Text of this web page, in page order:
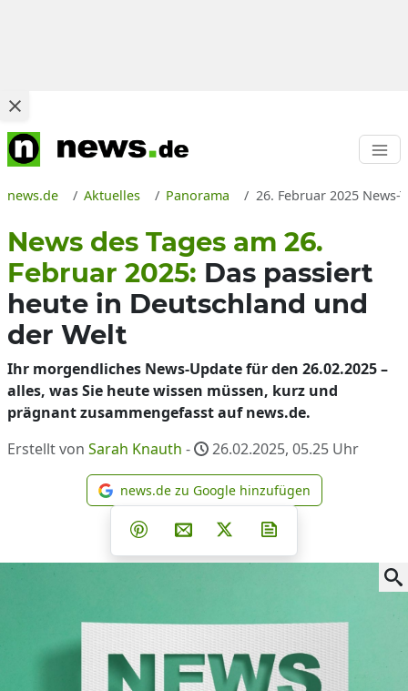
news.de Aktuelles Panorama 26. Februar 2025
News des Tages am 26.
Februar 2025: Das passiert
heute in Deutschland und
der Welt
Ihr morgendliches News-Update für den 26.02.2025 –
alles, was Sie heute wissen müssen, kurz und
prägnant zusammengefasst auf news.de.
Erstellt von Sarah Knauth - 26.02.2025, 05.25 Uhr
news.de zu Google
news.de zu Google hinzufügen
Teilen auf Facebook
Teilen auf Whatsapp
Teilen auf Telegram
Teilen auf Pinterest
Per E-Mail teilen
Post auf X